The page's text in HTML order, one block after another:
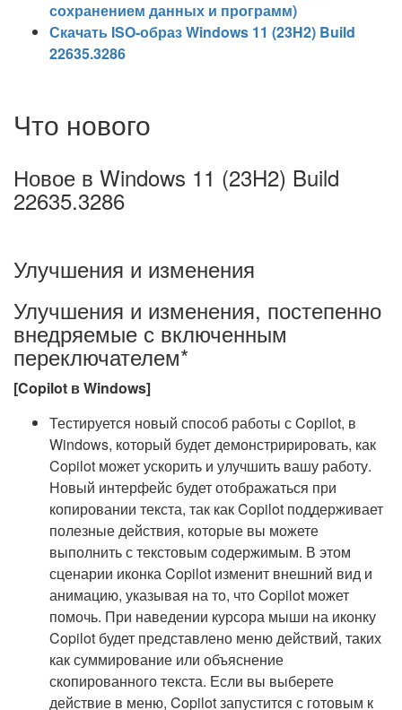
сохранением данных и программ)
Скачать ISO-образ Windows 11 (23H2) Build
22635.3286
Что нового
Новое в Windows 11 (23H2) Build
22635.3286
Улучшения и изменения
Улучшения и изменения, постепенно
внедряемые с включенным
переключателем*
[Copilot в Windows]
Тестируется новый способ работы с Copilot, в
Windows, который будет демонстририровать, как
Copilot может ускорить и улучшить вашу работу.
Новый интерфейс будет отображаться при
копировании текста, так как Copilot поддерживает
полезные действия, которые вы можете
выполнить с текстовым содержимым. В этом
сценарии иконка Copilot изменит внешний вид и
анимацию, указывая на то, что Copilot может
помочь. При наведении курсора мыши на иконку
Copilot будет представлено меню действий, таких
как суммирование или объяснение
скопированного текста. Если вы выберете
действие в меню, Copilot запустится с готовым к